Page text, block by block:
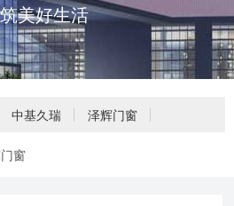
美好生活
中基久瑞 泽辉门窗
窗